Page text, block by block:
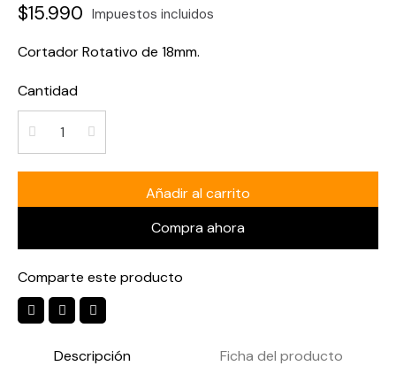
$15.990 Impuestos incluidos
Cortador Rotativo de 18mm.
Cantidad
Añadir al carrito
Compra ahora
Comparte este producto
Descripción Ficha del producto